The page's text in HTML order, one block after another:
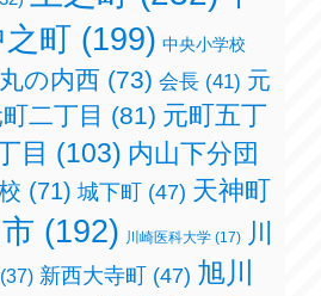
之町(199) 中央小学校
丸の内西(73) 会長(41) 元
二丁目 (81) 元町五丁
目 (103) 内山下分団
(71) 城下町(47) 天神町
(192) 川崎医科大学(17)
川
(37) 新西大寺町(47) 旭川